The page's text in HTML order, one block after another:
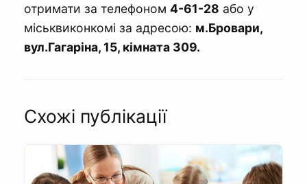
отримати за телефоном 4-61-28 або у
міськвиконкомі за адресою: м.Бровари,
вул.Гагаріна, 15, кімната 309.
Схожі публікації